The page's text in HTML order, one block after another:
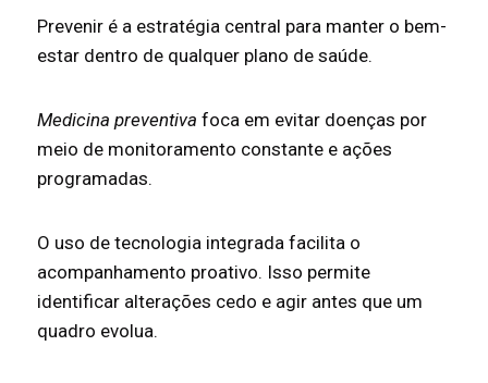
Prevenir é a estratégia central para manter o bem-
estar dentro de qualquer plano de saúde.
Medicina preventiva foca em evitar doenças por
meio de monitoramento constante e ações
programadas.
O uso de tecnologia integrada facilita o
acompanhamento proativo. Isso permite
identificar alterações cedo e agir antes que um
quadro evolua.